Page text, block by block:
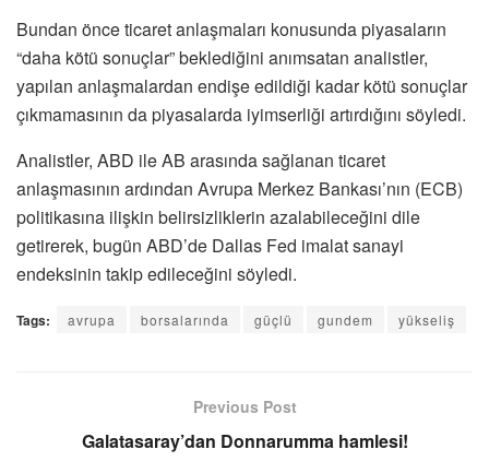
Bundan önce ticaret anlaşmaları konusunda piyasaların
“daha kötü sonuçlar” beklediğini anımsatan analistler,
yapılan anlaşmalardan endişe edildiği kadar kötü sonuçlar
çıkmamasının da piyasalarda iyimserliği artırdığını söyledi.
Analistler, ABD ile AB arasında sağlanan ticaret
anlaşmasının ardından Avrupa Merkez Bankası’nın (ECB)
politikasına ilişkin belirsizliklerin azalabileceğini dile
getirerek, bugün ABD’de Dallas Fed imalat sanayi
endeksinin takip edileceğini söyledi.
Tags: avrupa borsalarında güçlü gundem yükseliş
Previous Post
Galatasaray’dan Donnarumma hamlesi!